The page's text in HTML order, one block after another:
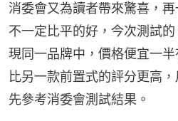
消委會又為讀者帶來驚喜，
不一定比平的好，今次測試
現同一品牌中，價格便宜一半
比另一款前置式的評分更高
先參考消委會測試結果。